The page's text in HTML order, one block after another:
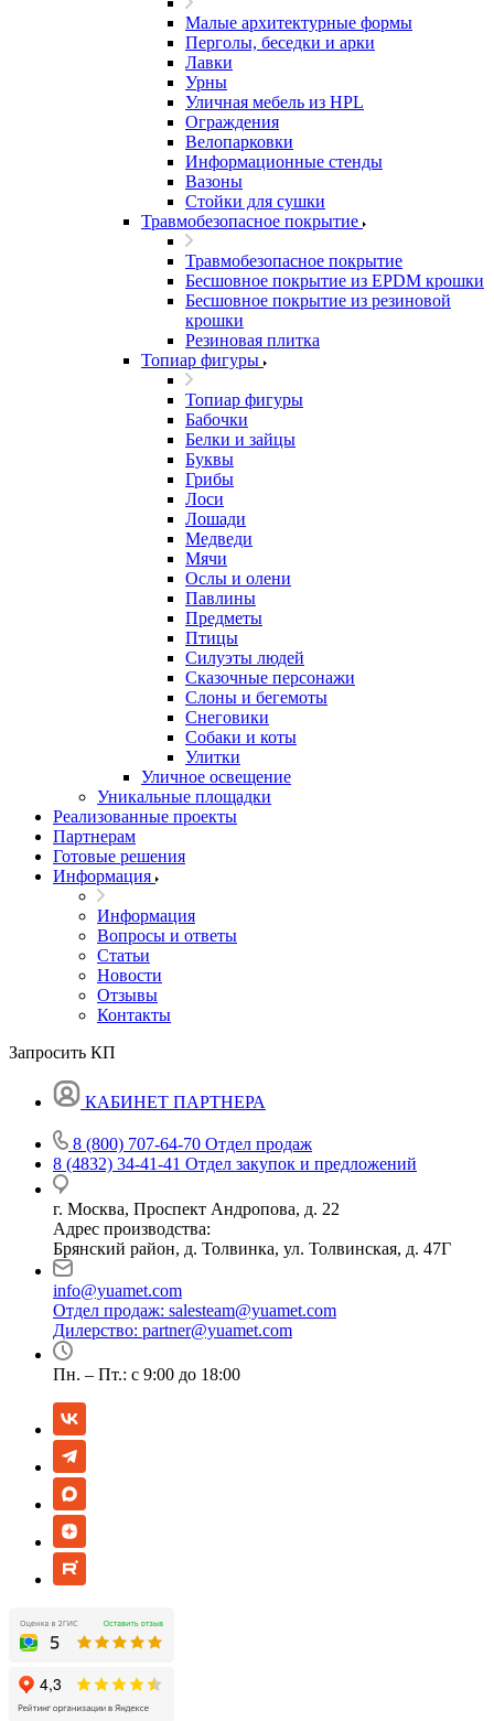
Малые архитектурные формы
Перголы, беседки и арки
Лавки
Урны
Уличная мебель из HPL
Ограждения
Велопарковки
Информационные стенды
Вазоны
Стойки для сушки
Травмобезопасное покрытие
Травмобезопасное покрытие
Бесшовное покрытие из EPDM крошки
Бесшовное покрытие из резиновой
крошки
Резиновая плитка
Топиар фигуры
Топиар фигуры
Бабочки
Белки и зайцы
Буквы
Грибы
Лоси
Лошади
Медведи
Мячи
Ослы и олени
Павлины
Предметы
Птицы
Силуэты людей
Сказочные персонажи
Слоны и бегемоты
Снеговики
Собаки и коты
Улитки
Уличное освещение
Уникальные площадки
Реализованные проекты
Партнерам
Готовые решения
Информация
Информация
Вопросы и ответы
Статьи
Новости
Отзывы
Контакты
Запросить КП
КАБИНЕТ ПАРТНЕРА
8 (800) 707-64-70 Отдел продаж
8 (4832) 34-41-41 Отдел закупок и предложений
г. Москва, Проспект Андропова, д. 22
Адрес производства:
Брянский район, д. Толвинка, ул. Толвинская, д. 47Г
info@yuamet.com
Отдел продаж: salesteam@yuamet.com
Дилерство: partner@yuamet.com
Пн. – Пт.: с 9:00 до 18:00